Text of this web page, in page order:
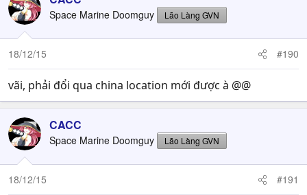
Space Marine Doomguy Lão Làng GVN
18/12/15 #190
vãi, phải đổi qua china location mới được à @@
CACC
Space Marine Doomguy Lão Làng GVN
18/12/15 #191